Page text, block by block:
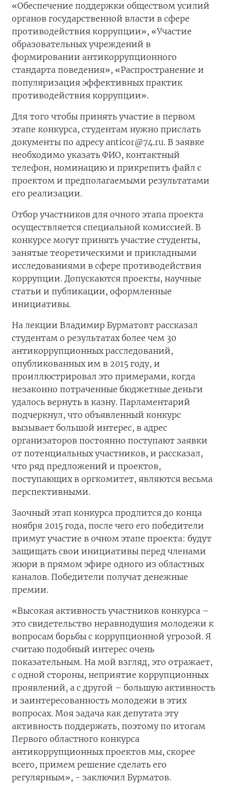
«Обеспечение поддержки обществом усилий
органов государственной власти в сфере
противодействия коррупции», «Участие
образовательных учреждений в
формировании антикоррупционного
стандарта поведения», «Распространение и
популяризация эффективных практик
противодействия коррупции».
Для того чтобы принять участие в первом
этапе конкурса, студентам нужно прислать
документы по адресу anticor@74.ru. В заявке
необходимо указать ФИО, контактный
телефон, номинацию и прикрепить файл с
проектом и предполагаемыми результатами
его реализации.
Отбор участников для очного этапа проекта
осуществляется специальной комиссией. В
конкурсе могут принять участие студенты,
занятые теоретическими и прикладными
исследованиями в сфере противодействия
коррупции. Допускаются проекты, научные
статьи и публикации, оформленные
инициативы.
На лекции Владимир Бурматовт рассказал
студентам о результатах более чем 30
антикоррупционных расследований,
опубликованных им в 2015 году, и
проиллюстрировал это примерами, когда
незаконно потраченные бюджетные деньги
удалось вернуть в казну. Парламентарий
подчеркнул, что объявленный конкурс
вызывает большой интерес, в адрес
организаторов постоянно поступают заявки
от потенциальных участников, и рассказал,
что ряд предложений и проектов,
поступающих в оргкомитет, являются весьма
перспективными.
Заочный этап конкурса продлится до конца
ноября 2015 года, после чего его победители
примут участие в очном этапе проекта: будут
защищать свои инициативы перед членами
жюри в прямом эфире одного из областных
каналов. Победители получат денежные
премии.
«Высокая активность участников конкурса –
это свидетельство неравнодушия молодежи к
вопросам борьбы с коррупционной угрозой. Я
считаю подобный интерес очень
показательным. На мой взгляд, это отражает,
с одной стороны, неприятие коррупционных
проявлений, а с другой – большую активность
и заинтересованность молодежи в этих
вопросах. Моя задача как депутата эту
активность поддержать, поэтому по итогам
Первого областного конкурса
антикоррупционных проектов мы, скорее
всего, примем решение сделать его
регулярным», - заключил Бурматов.